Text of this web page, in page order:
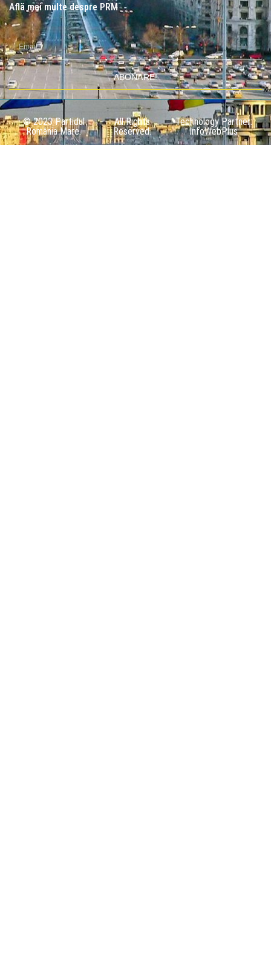
Află mai multe despre PRM
ABONARE!
© 2023 Partidul
România Mare.
All Rights
Reserved.
Technology Partner:
InfoWebPlus